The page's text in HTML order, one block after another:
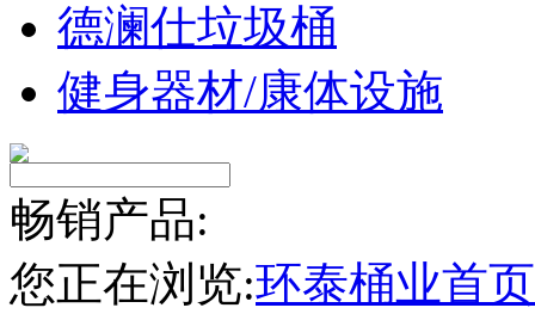
德澜仕垃圾桶
健身器材/康体设施
畅销产品:
您正在浏览:环泰桶业首页